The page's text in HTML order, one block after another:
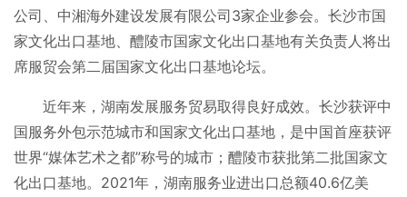
公司、中湘海外建设发展有限公司3家企业参会。长沙市国
家文化出口基地、醴陵市国家文化出口基地有关负责人将出
席服贸会第二届国家文化出口基地论坛。
近年来，湖南发展服务贸易取得良好成效。长沙获评中
国服务外包示范城市和国家文化出口基地，是中国首座获评
世界“媒体艺术之都”称号的城市；醴陵市获批第二批国家文
化出口基地。2021年，湖南服务业进出口总额40.6亿美